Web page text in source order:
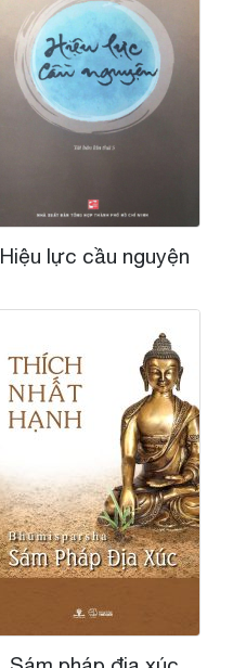
Hiệu lực cầu nguyện